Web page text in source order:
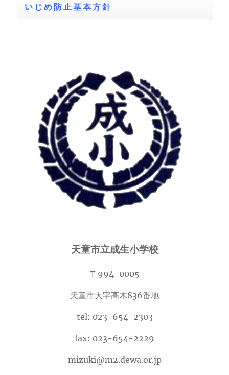
いじめ防止基本方針
天童市立成生小学校
〒994-0005
天童市大字高木836番地
tel: 023-654-2303
fax: 023-654-2229
mizuki@m2.dewa.or.jp